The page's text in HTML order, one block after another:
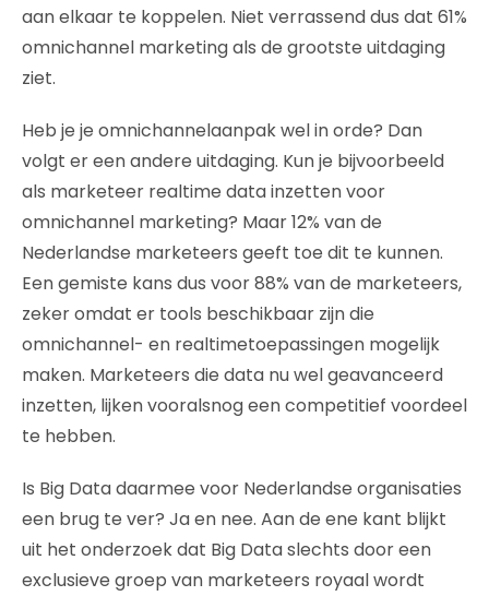
aan elkaar te koppelen. Niet verrassend dus dat 61%
omnichannel marketing als de grootste uitdaging
ziet.
Heb je je omnichannelaanpak wel in orde? Dan
volgt er een andere uitdaging. Kun je bijvoorbeeld
als marketeer realtime data inzetten voor
omnichannel marketing? Maar 12% van de
Nederlandse marketeers geeft toe dit te kunnen.
Een gemiste kans dus voor 88% van de marketeers,
zeker omdat er tools beschikbaar zijn die
omnichannel- en realtimetoepassingen mogelijk
maken. Marketeers die data nu wel geavanceerd
inzetten, lijken vooralsnog een competitief voordeel
te hebben.
Is Big Data daarmee voor Nederlandse organisaties
een brug te ver? Ja en nee. Aan de ene kant blijkt
uit het onderzoek dat Big Data slechts door een
exclusieve groep van marketeers royaal wordt